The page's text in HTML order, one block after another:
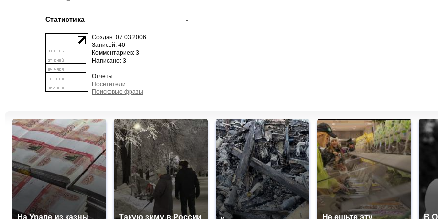
-
Статистика
Создан: 07.03.2006
Записей: 40
Комментариев: 3
Написано: 3
Отчеты:
Посетители
Поисковые фразы
На Урале из казны Такую зиму в России Не ешьте эту В